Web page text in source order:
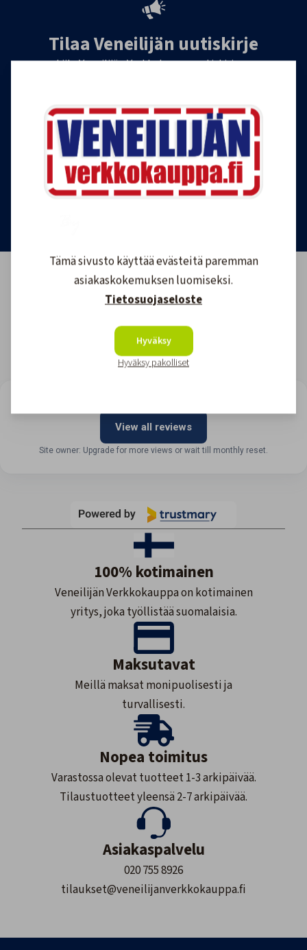
Tilaa Veneilijän uutiskirje
Liity Veneilijän Verkkokaupan uutiskirjeen
ensimmäisten joukossa. Lähetämme 1-4
uutiskirjettä kuukaudessa. Voit perua uutiskirjeen
tilauksen milloin tahansa.
Tilaa uutiskirje
View all reviews
Site owner: Upgrade for more views or wait till monthly reset.
100% kotimainen
Veneilijän Verkkokauppa on kotimainen
yritys, joka työllistää suomalaisia.
Maksutavat
Meillä maksat monipuolisesti ja
turvallisesti.
Nopea toimitus
Varastossa olevat tuotteet 1-3 arkipäivää.
Tilaustuotteet yleensä 2-7 arkipäivää.
Asiakaspalvelu
020 755 8926
tilaukset@veneilijanverkkokauppa.fi
Tämä sivusto käyttää evästeitä paremman
asiakaskokemuksen luomiseksi.
Tietosuojaseloste
Hyväksy
Hyväksy pakolliset